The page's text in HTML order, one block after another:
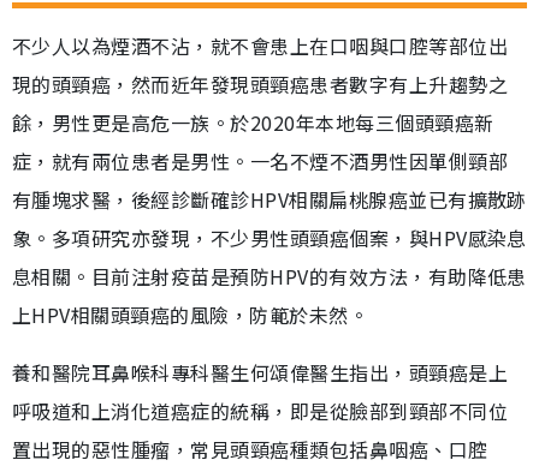
不少人以為煙酒不沾，就不會患上在口咽與口腔等部位出
現的頭頸癌，然而近年發現頭頸癌患者數字有上升趨勢之
餘，男性更是高危一族。於2020年本地每三個頭頸癌新
症，就有兩位患者是男性。一名不煙不酒男性因單側頸部
有腫塊求醫，後經診斷確診HPV相關扁桃腺癌並已有擴散跡
象。多項研究亦發現，不少男性頭頸癌個案，與HPV感染息
息相關。目前注射疫苗是預防HPV的有效方法，有助降低患
上HPV相關頭頸癌的風險，防範於未然。
養和醫院耳鼻喉科專科醫生何頌偉醫生指出，頭頸癌是上
呼吸道和上消化道癌症的統稱，即是從臉部到頸部不同位
置出現的惡性腫瘤，常見頭頸癌種類包括鼻咽癌、口腔